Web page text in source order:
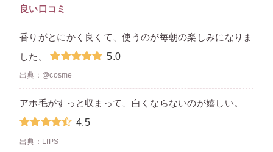
良い口コミ
香りがとにかく良くて、使うのが毎朝の楽しみになりま
した。
5.0
出典：@cosme
アホ毛がすっと収まって、白くならないのが嬉しい。
4.5
出典：LIPS